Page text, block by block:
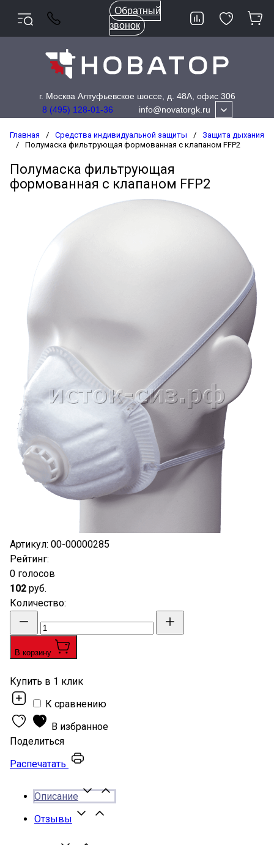
Обратный
звонок
г. Москва Алтуфьевское шоссе, д. 48А, офис 306
8 (495) 128-01-36
info@novatorgk.ru
Главная / Средства индивидуальной защиты /
Защита дыхания
/
Полумаска фильтрующая формованная с клапаном FFP2
Полумаска фильтрующая
формованная с клапаном FFP2
Артикул: 00-00000285
Рейтинг:
0 голосов
102 руб.
Количество:
В корзину
Купить в 1 клик
К сравнению
В избранное
Поделиться
Распечатать
Описание
Отзывы